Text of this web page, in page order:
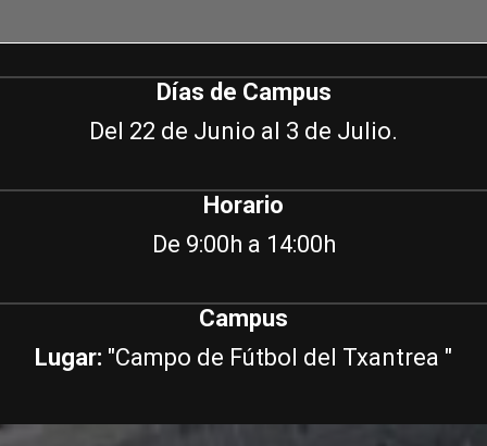
Días de Campus
Del 22 de Junio al 3 de Julio.
Horario
De 9:00h a 14:00h
Campus
Lugar: "Campo de Fútbol del Txantrea "